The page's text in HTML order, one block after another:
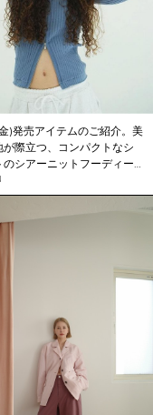
)発売アイテムのご紹介。美
が際立つ、コンパクトなシ
のシアーニットフーディー